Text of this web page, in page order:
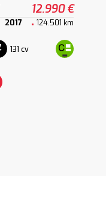
12.990 €
2017 124.501 km
131 cv